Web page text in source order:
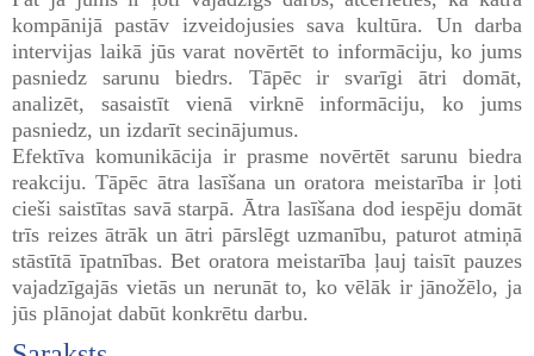
kompānijā pastāv izveidojusies sava kultūra. Un darba
intervijas laikā jūs varat novērtēt to informāciju, ko jums
pasniedz sarunu biedrs. Tāpēc ir svarīgi ātri domāt,
analizēt, sasaistīt vienā virknē informāciju, ko jums
pasniedz, un izdarīt secinājumus.
Efektīva komunikācija ir prasme novērtēt sarunu biedra
reakciju. Tāpēc ātra lasīšana un oratora meistarība ir ļoti
cieši saistītas savā starpā. Ātra lasīšana dod iespēju domāt
trīs reizes ātrāk un ātri pārslēgt uzmanību, paturot atmiņā
stāstītā īpatnības. Bet oratora meistarība ļauj taisīt pauzes
vajadzīgajās vietās un nerunāt to, ko vēlāk ir jānožēlo, ja
jūs plānojat dabūt konkrētu darbu.